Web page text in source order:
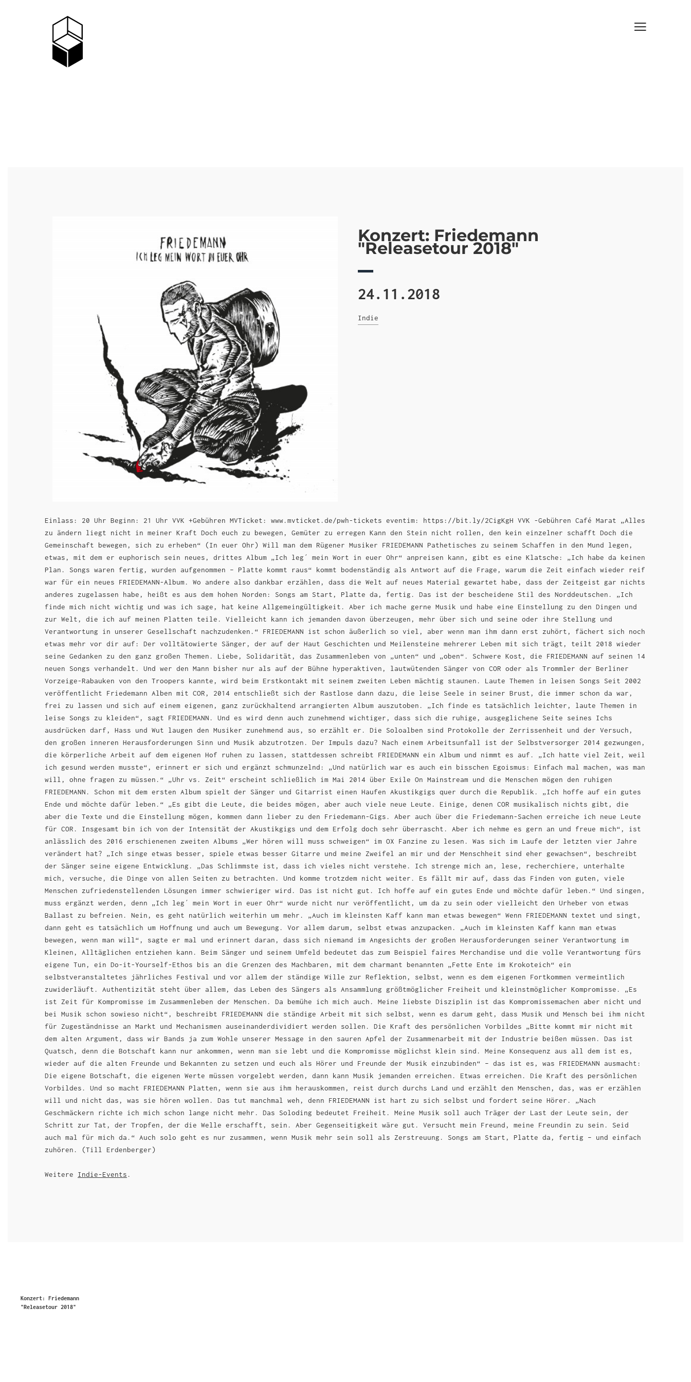
Konzert: Friedemann
"Releasetour 2018"
Konzert: Friedemann
"Releasetour 2018"
24.11.2018
Indie
Einlass: 20 Uhr Beginn: 21 Uhr VVK +Gebühren MVTicket: www.mvticket.de/pwh-tickets eventim: https://bit.ly/2CigKgH VVK -Gebühren Café Marat „Alles
zu ändern liegt nicht in meiner Kraft Doch euch zu bewegen, Gemüter zu erregen Kann den Stein nicht rollen, den kein einzelner schafft Doch die
Gemeinschaft bewegen, sich zu erheben“ (In euer Ohr) Will man dem Rügener Musiker FRIEDEMANN Pathetisches zu seinem Schaffen in den Mund legen,
etwas, mit dem er euphorisch sein neues, drittes Album „Ich leg´ mein Wort in euer Ohr“ anpreisen kann, gibt es eine Klatsche: „Ich habe da keinen
Plan. Songs waren fertig, wurden aufgenommen – Platte kommt raus“ kommt bodenständig als Antwort auf die Frage, warum die Zeit einfach wieder reif
war für ein neues FRIEDEMANN-Album. Wo andere also dankbar erzählen, dass die Welt auf neues Material gewartet habe, dass der Zeitgeist gar nichts
anderes zugelassen habe, heißt es aus dem hohen Norden: Songs am Start, Platte da, fertig. Das ist der bescheidene Stil des Norddeutschen. „Ich
finde mich nicht wichtig und was ich sage, hat keine Allgemeingültigkeit. Aber ich mache gerne Musik und habe eine Einstellung zu den Dingen und
zur Welt, die ich auf meinen Platten teile. Vielleicht kann ich jemanden davon überzeugen, mehr über sich und seine oder ihre Stellung und
Verantwortung in unserer Gesellschaft nachzudenken.“ FRIEDEMANN ist schon äußerlich so viel, aber wenn man ihm dann erst zuhört, fächert sich noch
etwas mehr vor dir auf: Der volltätowierte Sänger, der auf der Haut Geschichten und Meilensteine mehrerer Leben mit sich trägt, teilt 2018 wieder
seine Gedanken zu den ganz großen Themen. Liebe, Solidarität, das Zusammenleben von „unten“ und „oben“. Schwere Kost, die FRIEDEMANN auf seinen 14
neuen Songs verhandelt. Und wer den Mann bisher nur als auf der Bühne hyperaktiven, lautwütenden Sänger von COR oder als Trommler der Berliner
Vorzeige-Rabauken von den Troopers kannte, wird beim Erstkontakt mit seinem zweiten Leben mächtig staunen. Laute Themen in leisen Songs Seit 2002
veröffentlicht Friedemann Alben mit COR, 2014 entschließt sich der Rastlose dann dazu, die leise Seele in seiner Brust, die immer schon da war,
frei zu lassen und sich auf einem eigenen, ganz zurückhaltend arrangierten Album auszutoben. „Ich finde es tatsächlich leichter, laute Themen in
leise Songs zu kleiden“, sagt FRIEDEMANN. Und es wird denn auch zunehmend wichtiger, dass sich die ruhige, ausgeglichene Seite seines Ichs
ausdrücken darf, Hass und Wut laugen den Musiker zunehmend aus, so erzählt er. Die Soloalben sind Protokolle der Zerrissenheit und der Versuch,
den großen inneren Herausforderungen Sinn und Musik abzutrotzen. Der Impuls dazu? Nach einem Arbeitsunfall ist der Selbstversorger 2014 gezwungen,
die körperliche Arbeit auf dem eigenen Hof ruhen zu lassen, stattdessen schreibt FRIEDEMANN ein Album und nimmt es auf. „Ich hatte viel Zeit, weil
ich gesund werden musste“, erinnert er sich und ergänzt schmunzelnd: „Und natürlich war es auch ein bisschen Egoismus: Einfach mal machen, was man
will, ohne fragen zu müssen.“ „Uhr vs. Zeit“ erscheint schließlich im Mai 2014 über Exile On Mainstream und die Menschen mögen den ruhigen
FRIEDEMANN. Schon mit dem ersten Album spielt der Sänger und Gitarrist einen Haufen Akustikgigs quer durch die Republik. „Ich hoffe auf ein gutes
Ende und möchte dafür leben.“ „Es gibt die Leute, die beides mögen, aber auch viele neue Leute. Einige, denen COR musikalisch nichts gibt, die
aber die Texte und die Einstellung mögen, kommen dann lieber zu den Friedemann-Gigs. Aber auch über die Friedemann-Sachen erreiche ich neue Leute
für COR. Insgesamt bin ich von der Intensität der Akustikgigs und dem Erfolg doch sehr überrascht. Aber ich nehme es gern an und freue mich“, ist
anlässlich des 2016 erschienenen zweiten Albums „Wer hören will muss schweigen“ im OX Fanzine zu lesen. Was sich im Laufe der letzten vier Jahre
verändert hat? „Ich singe etwas besser, spiele etwas besser Gitarre und meine Zweifel an mir und der Menschheit sind eher gewachsen“, beschreibt
der Sänger seine eigene Entwicklung. „Das Schlimmste ist, dass ich vieles nicht verstehe. Ich strenge mich an, lese, recherchiere, unterhalte
mich, versuche, die Dinge von allen Seiten zu betrachten. Und komme trotzdem nicht weiter. Es fällt mir auf, dass das Finden von guten, viele
Menschen zufriedenstellenden Lösungen immer schwieriger wird. Das ist nicht gut. Ich hoffe auf ein gutes Ende und möchte dafür leben.“ Und singen,
muss ergänzt werden, denn „Ich leg´ mein Wort in euer Ohr“ wurde nicht nur veröffentlicht, um da zu sein oder vielleicht den Urheber von etwas
Ballast zu befreien. Nein, es geht natürlich weiterhin um mehr. „Auch im kleinsten Kaff kann man etwas bewegen“ Wenn FRIEDEMANN textet und singt,
dann geht es tatsächlich um Hoffnung und auch um Bewegung. Vor allem darum, selbst etwas anzupacken. „Auch im kleinsten Kaff kann man etwas
bewegen, wenn man will“, sagte er mal und erinnert daran, dass sich niemand im Angesichts der großen Herausforderungen seiner Verantwortung im
Kleinen, Alltäglichen entziehen kann. Beim Sänger und seinem Umfeld bedeutet das zum Beispiel faires Merchandise und die volle Verantwortung fürs
eigene Tun, ein Do-it-Yourself-Ethos bis an die Grenzen des Machbaren, mit dem charmant benannten „Fette Ente im Krokoteich“ ein
selbstveranstaltetes jährliches Festival und vor allem der ständige Wille zur Reflektion, selbst, wenn es dem eigenen Fortkommen vermeintlich
zuwiderläuft. Authentizität steht über allem, das Leben des Sängers als Ansammlung größtmöglicher Freiheit und kleinstmöglicher Kompromisse. „Es
ist Zeit für Kompromisse im Zusammenleben der Menschen. Da bemühe ich mich auch. Meine liebste Disziplin ist das Kompromissemachen aber nicht und
bei Musik schon sowieso nicht“, beschreibt FRIEDEMANN die ständige Arbeit mit sich selbst, wenn es darum geht, dass Musik und Mensch bei ihm nicht
für Zugeständnisse an Markt und Mechanismen auseinanderdividiert werden sollen. Die Kraft des persönlichen Vorbildes „Bitte kommt mir nicht mit
dem alten Argument, dass wir Bands ja zum Wohle unserer Message in den sauren Apfel der Zusammenarbeit mit der Industrie beißen müssen. Das ist
Quatsch, denn die Botschaft kann nur ankommen, wenn man sie lebt und die Kompromisse möglichst klein sind. Meine Konsequenz aus all dem ist es,
wieder auf die alten Freunde und Bekannten zu setzen und euch als Hörer und Freunde der Musik einzubinden“ – das ist es, was FRIEDEMANN ausmacht:
Die eigene Botschaft, die eigenen Werte müssen vorgelebt werden, dann kann Musik jemanden erreichen. Etwas erreichen. Die Kraft des persönlichen
Vorbildes. Und so macht FRIEDEMANN Platten, wenn sie aus ihm herauskommen, reist durch durchs Land und erzählt den Menschen, das, was er erzählen
will und nicht das, was sie hören wollen. Das tut manchmal weh, denn FRIEDEMANN ist hart zu sich selbst und fordert seine Hörer. „Nach
Geschmäckern richte ich mich schon lange nicht mehr. Das Soloding bedeutet Freiheit. Meine Musik soll auch Träger der Last der Leute sein, der
Schritt zur Tat, der Tropfen, der die Welle erschafft, sein. Aber Gegenseitigkeit wäre gut. Versucht mein Freund, meine Freundin zu sein. Seid
auch mal für mich da.“ Auch solo geht es nur zusammen, wenn Musik mehr sein soll als Zerstreuung. Songs am Start, Platte da, fertig – und einfach
zuhören. (Till Erdenberger)
Weitere Indie-Events .